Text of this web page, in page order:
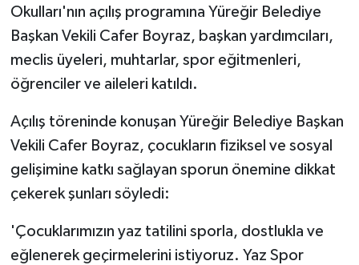
Okulları'nın açılış programına Yüreğir Belediye
Başkan Vekili Cafer Boyraz, başkan yardımcıları,
meclis üyeleri, muhtarlar, spor eğitmenleri,
öğrenciler ve aileleri katıldı.
Açılış töreninde konuşan Yüreğir Belediye Başkan
Vekili Cafer Boyraz, çocukların fiziksel ve sosyal
gelişimine katkı sağlayan sporun önemine dikkat
çekerek şunları söyledi:
'Çocuklarımızın yaz tatilini sporla, dostlukla ve
eğlenerek geçirmelerini istiyoruz. Yaz Spor